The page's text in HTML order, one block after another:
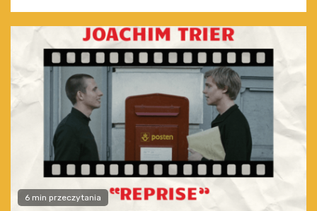
6 min przeczytania